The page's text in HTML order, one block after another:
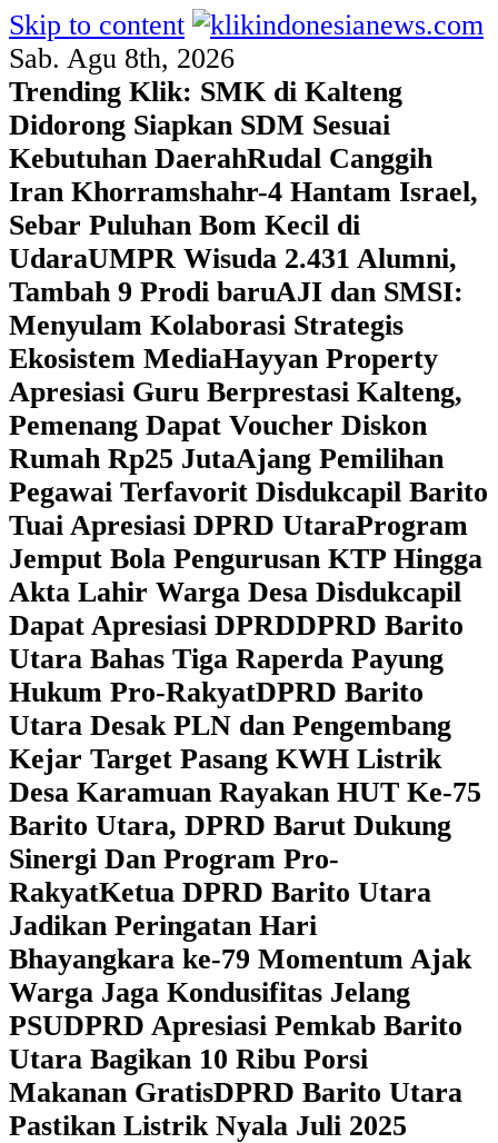
Skip to content
Sab. Agu 8th, 2026
Trending Klik: SMK di Kalteng
Didorong Siapkan SDM Sesuai
Kebutuhan DaerahRudal Canggih
Iran Khorramshahr-4 Hantam Israel,
Sebar Puluhan Bom Kecil di
UdaraUMPR Wisuda 2.431 Alumni,
Tambah 9 Prodi baruAJI dan SMSI:
Menyulam Kolaborasi Strategis
Ekosistem MediaHayyan Property
Apresiasi Guru Berprestasi Kalteng,
Pemenang Dapat Voucher Diskon
Rumah Rp25 JutaAjang Pemilihan
Pegawai Terfavorit Disdukcapil Barito
Tuai Apresiasi DPRD UtaraProgram
Jemput Bola Pengurusan KTP Hingga
Akta Lahir Warga Desa Disdukcapil
Dapat Apresiasi DPRDDPRD Barito
Utara Bahas Tiga Raperda Payung
Hukum Pro-RakyatDPRD Barito
Utara Desak PLN dan Pengembang
Kejar Target Pasang KWH Listrik
Desa Karamuan Rayakan HUT Ke-75
Barito Utara, DPRD Barut Dukung
Sinergi Dan Program Pro-
RakyatKetua DPRD Barito Utara
Jadikan Peringatan Hari
Bhayangkara ke-79 Momentum Ajak
Warga Jaga Kondusifitas Jelang
PSUDPRD Apresiasi Pemkab Barito
Utara Bagikan 10 Ribu Porsi
Makanan GratisDPRD Barito Utara
Pastikan Listrik Nyala Juli 2025